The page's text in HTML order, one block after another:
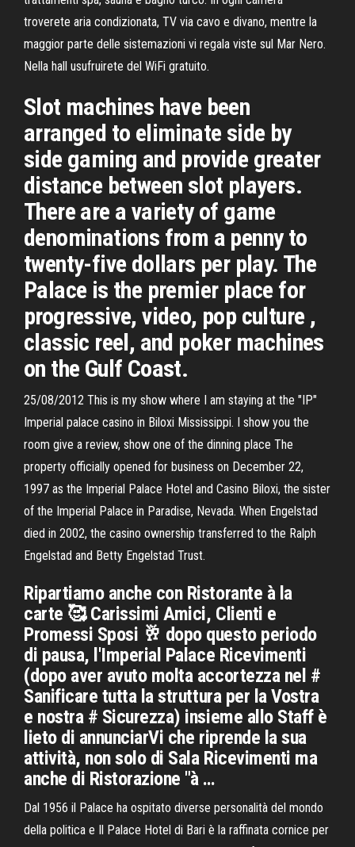
troverete aria condizionata, TV via cavo e divano, mentre la
maggior parte delle sistemazioni vi regala viste sul Mar Nero.
Nella hall usufruirete del WiFi gratuito.
Slot machines have been
arranged to eliminate side by
side gaming and provide greater
distance between slot players.
There are a variety of game
denominations from a penny to
twenty-five dollars per play. The
Palace is the premier place for
progressive, video, pop culture ,
classic reel, and poker machines
on the Gulf Coast.
25/08/2012 This is my show where I am staying at the "IP"
Imperial palace casino in Biloxi Mississippi. I show you the
room give a review, show one of the dinning place The
property officially opened for business on December 22,
1997 as the Imperial Palace Hotel and Casino Biloxi, the sister
of the Imperial Palace in Paradise, Nevada. When Engelstad
died in 2002, the casino ownership transferred to the Ralph
Engelstad and Betty Engelstad Trust.
Ripartiamo anche con Ristorante à la
carte 🥰 Carissimi Amici, Clienti e
Promessi Sposi 🥂 dopo questo periodo
di pausa, l'Imperial Palace Ricevimenti
(dopo aver avuto molta accortezza nel #
Sanificare tutta la struttura per la Vostra
e nostra # Sicurezza) insieme allo Staff è
lieto di annunciarVi che riprende la sua
attività, non solo di Sala Ricevimenti ma
anche di Ristorazione "à …
Dal 1956 il Palace ha ospitato diverse personalità del mondo
della politica e Il Palace Hotel di Bari è la raffinata cornice per